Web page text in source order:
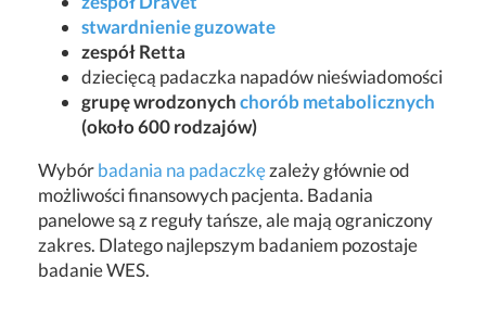
stwardnienie guzowate
zespół Retta
dziecięcą padaczka napadów nieświadomości
grupę wrodzonychchorób metabolicznych
(około 600 rodzajów)
Wybórbadania na padaczkęzależy głównie od
możliwości finansowych pacjenta. Badania
panelowe są z reguły tańsze, ale mają ograniczony
zakres. Dlatego najlepszym badaniem pozostaje
badanie WES.